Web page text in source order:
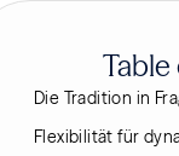
Die Tradition in
Flexibilität für